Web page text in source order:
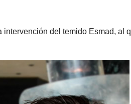
del temido Esmad, al